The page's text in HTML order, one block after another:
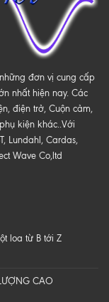
đơn vị cung cấp
nhất hiện nay. Các
điện trở, Cuộn cảm,
kiện khác..Với
Lundahl, Cardas,
Wave Co,ltd
loa từ B tới Z
CAO